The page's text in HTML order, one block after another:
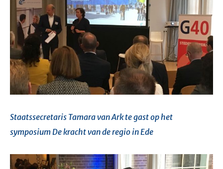
Staatssecretaris Tamara van Ark te gast op het
symposium De kracht van de regio in Ede